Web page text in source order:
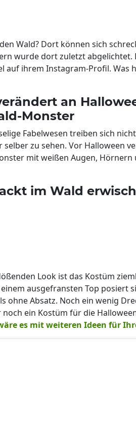
Wald? Dort können sich
wurde dort zuletzt
auf ihrem Instagram-Profil. Was
an
Monster
Fabelwesen treiben sich
selber zu sehen. Vor Halloween
mit weißen Augen, Hörnern
im Wald
Look ist das Kostüm
ausgefransten Top posiert
ohne Absatz. Noch ein wenig
ein Kostüm für die
es mit weiteren Ideen für